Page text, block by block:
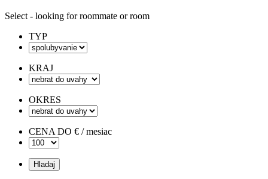
Select - looking for roommate or room
TYP
KRAJ
OKRES
CENA DO € / mesiac